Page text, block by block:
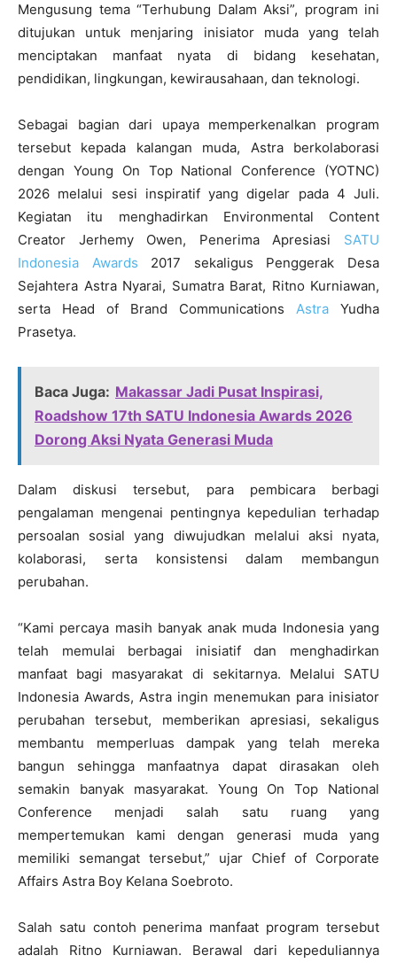
Mengusung tema “Terhubung Dalam Aksi”, program ini
ditujukan untuk menjaring inisiator muda yang telah
menciptakan manfaat nyata di bidang kesehatan,
pendidikan, lingkungan, kewirausahaan, dan teknologi.
Sebagai bagian dari upaya memperkenalkan program
tersebut kepada kalangan muda, Astra berkolaborasi
dengan Young On Top National Conference (YOTNC)
2026 melalui sesi inspiratif yang digelar pada 4 Juli.
Kegiatan itu menghadirkan Environmental Content
Creator Jerhemy Owen, Penerima Apresiasi SATU
Indonesia Awards 2017 sekaligus Penggerak Desa
Sejahtera Astra Nyarai, Sumatra Barat, Ritno Kurniawan,
serta Head of Brand Communications Astra Yudha
Prasetya.
Baca Juga: Makassar Jadi Pusat Inspirasi,
Roadshow 17th SATU Indonesia Awards 2026
Dorong Aksi Nyata Generasi Muda
Dalam diskusi tersebut, para pembicara berbagi
pengalaman mengenai pentingnya kepedulian terhadap
persoalan sosial yang diwujudkan melalui aksi nyata,
kolaborasi, serta konsistensi dalam membangun
perubahan.
“Kami percaya masih banyak anak muda Indonesia yang
telah memulai berbagai inisiatif dan menghadirkan
manfaat bagi masyarakat di sekitarnya. Melalui SATU
Indonesia Awards, Astra ingin menemukan para inisiator
perubahan tersebut, memberikan apresiasi, sekaligus
membantu memperluas dampak yang telah mereka
bangun sehingga manfaatnya dapat dirasakan oleh
semakin banyak masyarakat. Young On Top National
Conference menjadi salah satu ruang yang
mempertemukan kami dengan generasi muda yang
memiliki semangat tersebut,” ujar Chief of Corporate
Affairs Astra Boy Kelana Soebroto.
Salah satu contoh penerima manfaat program tersebut
adalah Ritno Kurniawan. Berawal dari kepeduliannya